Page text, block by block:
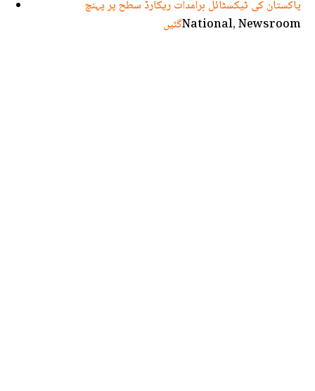
پاکستان کی ٹیکسٹائل برآمدات ریکارڈ سطح پر پہنچ
گئیںNational, Newsroom